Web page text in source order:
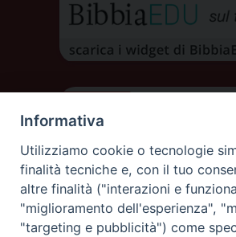
Informativa
Utilizziamo cookie o tecnologie
finalità tecniche e, con il tuo
altre finalità ("interazioni e
"miglioramento dell'esperienza",
"targeting e pubblicità") come